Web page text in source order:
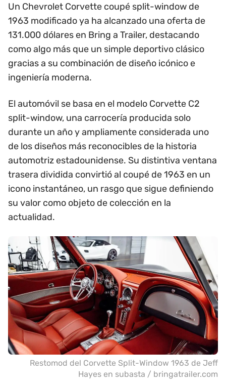
Un Chevrolet Corvette coupé split-window de
1963 modificado ya ha alcanzado una oferta de
131.000 dólares en Bring a Trailer, destacando
como algo más que un simple deportivo clásico
gracias a su combinación de diseño icónico e
ingeniería moderna.
El automóvil se basa en el modelo Corvette C2
split-window, una carrocería producida solo
durante un año y ampliamente considerada uno
de los diseños más reconocibles de la historia
automotriz estadounidense. Su distintiva ventana
trasera dividida convirtió al coupé de 1963 en un
icono instantáneo, un rasgo que sigue definiendo
su valor como objeto de colección en la
actualidad.
Restomod del Corvette Split-Window 1963 de Jeff
Hayes en subasta / bringatrailer.com